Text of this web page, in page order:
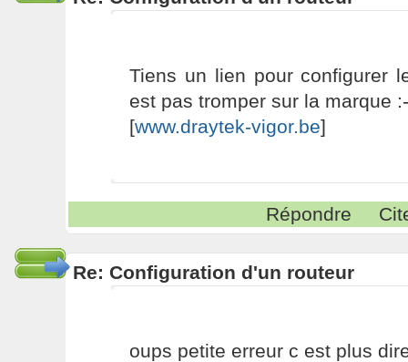
Tiens un lien pour configurer
est pas tromper sur la marque
[www.draytek-vigor.be]
Répondre
Re: Configuration d'un routeur
oups petite erreur c est plus